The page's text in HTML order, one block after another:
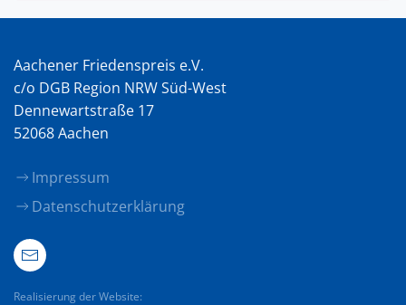
Aachener Friedenspreis e.V.
c/o DGB Region NRW Süd-West
Dennewartstraße 17
52068 Aachen
Impressum
Datenschutzerklärung
Realisierung der Website: